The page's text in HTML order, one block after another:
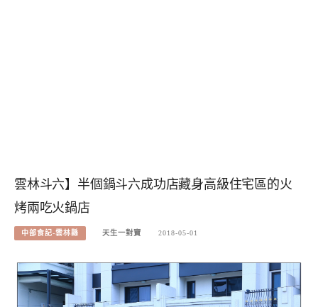
雲林斗六】半個鍋斗六成功店藏身高級住宅區的火
烤兩吃火鍋店
中部食記-雲林縣 天生一對寶 2018-05-01